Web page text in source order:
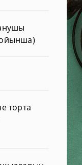
торта